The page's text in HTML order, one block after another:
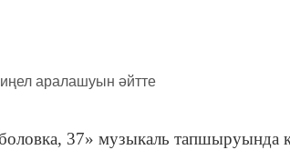
37» музыкаль тапшыруында